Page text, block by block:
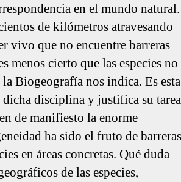
en el mundo natural.
de kilómetros atravesando
vivo que no encuentre barreras
menos cierto que las especies no
Biogeografía nos indica. Es esta
disciplina y justifica su tarea
de manifiesto la enorme
ha sido el fruto de barreras
en áreas concretas. Qué duda
de las especies,